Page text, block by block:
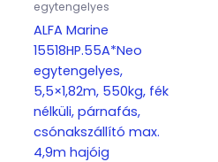
egytengelyes
ALFA Marine
15518HP.55A*Neo
egytengelyes,
5,5×1,82m, 550kg, fék
nélküli, párnafás,
csónakszállító max.
4,9m hajóig